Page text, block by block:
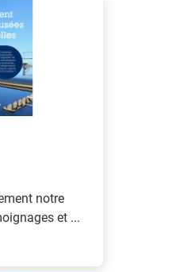
notre
et ...